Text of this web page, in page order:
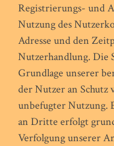
Registrierungs- und
Nutzung des
Adresse und den
Nutzerhandlung. Die
Grundlage unserer
der Nutzer an Schutz
unbefugter Nutzung.
an Dritte erfolgt
Verfolgung unserer